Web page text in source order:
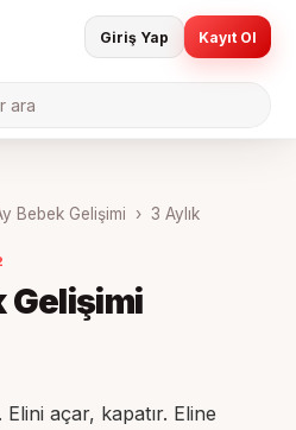
ara
Giriş Yap Kayıt Ol
Bebek Gelişimi › 3 Aylık
Gelişimi
açar, kapatır. Eline